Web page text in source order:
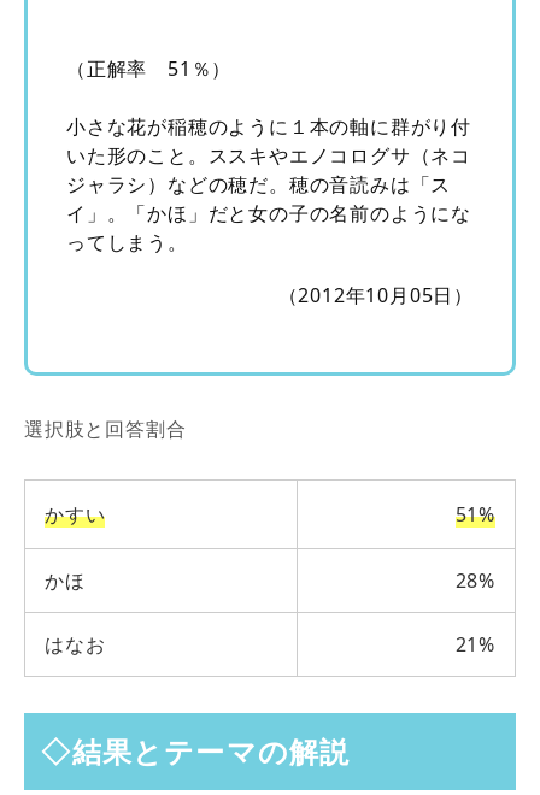
（正解率 51％）
小さな花が稲穂のように１本の軸に群がり付
いた形のこと。ススキやエノコログサ（ネコ
ジャラシ）などの穂だ。穂の音読みは「ス
イ」。「かほ」だと女の子の名前のようにな
ってしまう。
（2012年10月05日）
選択肢と回答割合
かすい 51%
かほ 28%
はなお 21%
◇結果とテーマの解説